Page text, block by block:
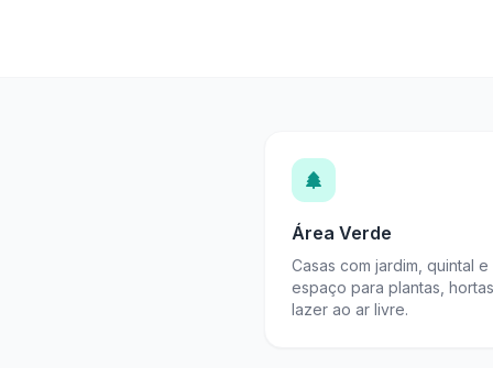
Área Verde
Casas com jardim, quintal e
espaço para plantas,
lazer ao ar livre.